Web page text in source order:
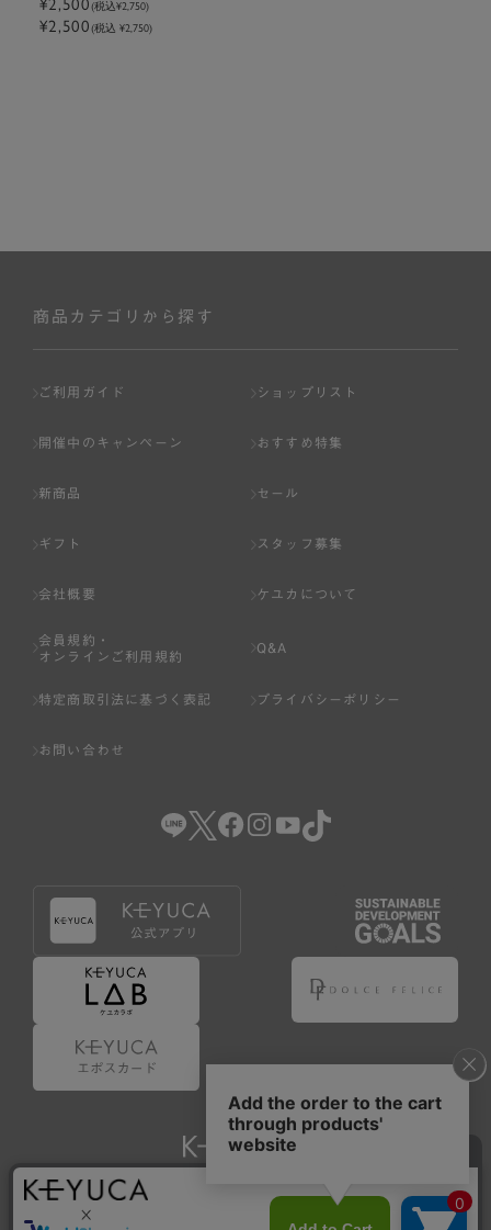
(税込¥2,750)
¥2,500(税込 ¥2,750)
商品カテゴリから探す
ご利用ガイド ショップリスト
開催中のキャンペーン おすすめ特集
新商品 セール
ギフト スタッフ募集
会社概要 ケユカについて
会員規約・
オンラインご利用規約
Q&A
特定商取引法に基づく表記 プライバシーポリシー
お問い合わせ
Copyright © KAWAJUN Co., Ltd. All Rights Reserved.